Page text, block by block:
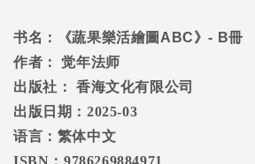
书名： 《蔬果樂活繪圖 ABC》- B冊
作者：
觉年法师
出版社：
香海文化有限公司
出版日期： 2025-03
语言：繁体中文
ISBN ：9786269884971